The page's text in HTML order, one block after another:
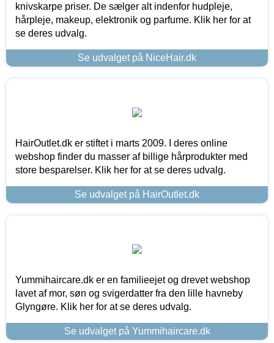
knivskarpe priser. De sælger alt indenfor hudpleje,
hårpleje, makeup, elektronik og parfume. Klik her for at
se deres udvalg.
Se udvalget på NiceHair.dk
HairOutlet.dk er stiftet i marts 2009. I deres online
webshop finder du masser af billige hårprodukter med
store besparelser. Klik her for at se deres udvalg.
Se udvalget på HairOutlet.dk
Yummihaircare.dk er en familieejet og drevet webshop
lavet af mor, søn og svigerdatter fra den lille havneby
Glyngøre. Klik her for at se deres udvalg.
Se udvalget på Yummihaircare.dk